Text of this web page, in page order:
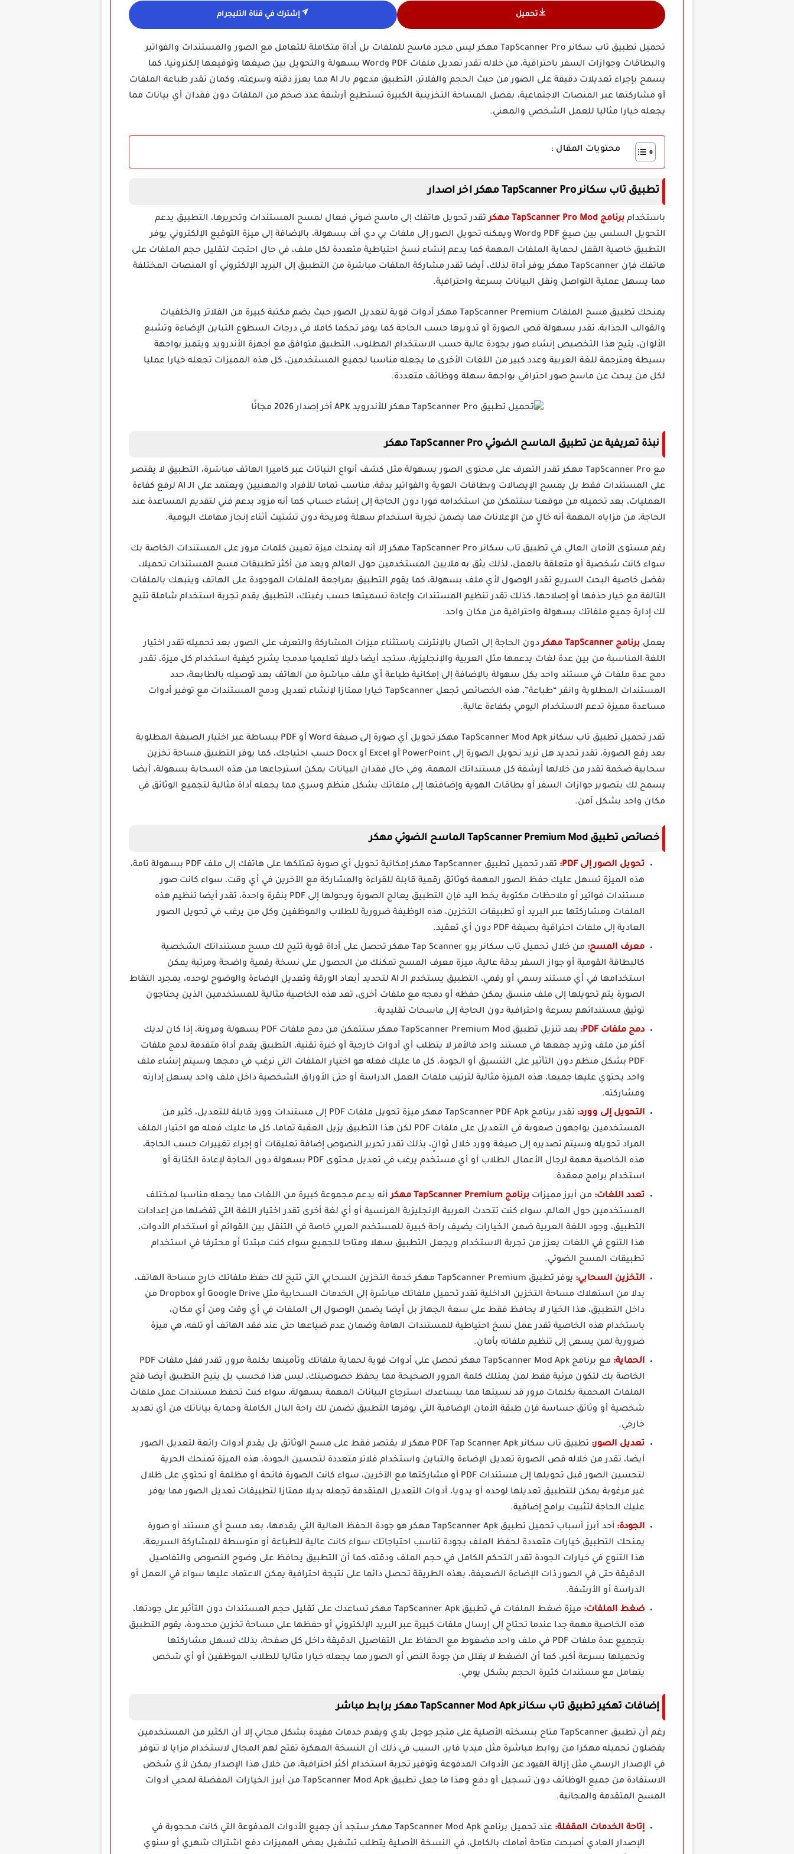
تحميل إشترك في قناة التليجرام
تحميل تطبيق تاب سكانر TapScanner Pro مهكر ليس مجرد ماسح للملفات بل أداة متكاملة للتعامل مع الصور والمستندات والفواتير
والبطاقات وجوازات السفر باحترافية، من خلاله تقدر تعديل ملفات PDF وWord بسهولة والتحويل بين صيغها وتوقيعها إلكترونيا، كما
يسمح بإجراء تعديلات دقيقة على الصور من حيث الحجم والفلاتر، التطبيق مدعوم بالـ AI مما يعزز دقته وسرعته، وكمان تقدر طباعة الملفات
أو مشاركتها عبر المنصات الاجتماعية، بفضل المساحة التخزينية الكبيرة تستطيع أرشفة عدد ضخم من الملفات دون فقدان أي بيانات مما
يجعله خيارا مثاليا للعمل الشخصي والمهني.
محتويات المقال :
تطبيق تاب سكانر TapScanner Pro مهكر اخر اصدار
باستخدام برنامج TapScanner Pro Mod مهكر
تقدر تحويل هاتفك إلى ماسح ضوئي فعال لمسح المستندات وتحريرها، التطبيق يدعم
التحويل السلس بين صيغ PDF وWord ويمكنه تحويل الصور إلى ملفات بي دي أف بسهولة، بالإضافة إلى ميزة التوقيع الإلكتروني يوفر
التطبيق خاصية القفل لحماية الملفات المهمة كما يدعم إنشاء نسخ احتياطية متعددة لكل ملف، في حال احتجت لتقليل حجم الملفات على
هاتفك فإن TapScanner مهكر يوفر أداة لذلك، أيضا تقدر مشاركة الملفات مباشرة من التطبيق إلى البريد الإلكتروني أو المنصات المختلفة
مما يسهل عملية التواصل ونقل البيانات بسرعة واحترافية.
يمنحك تطبيق مسح الملفات TapScanner Premium مهكر أدوات قوية لتعديل الصور حيث يضم مكتبة كبيرة من الفلاتر والخلفيات
والقوالب الجذابة، تقدر بسهولة قص الصورة أو تدويرها حسب الحاجة كما يوفر تحكما كاملا في درجات السطوع التباين الإضاءة وتشبع
الألوان، يتيح هذا التخصيص إنشاء صور بجودة عالية حسب الاستخدام المطلوب، التطبيق متوافق مع أجهزة الأندرويد ويتميز بواجهة
بسيطة ومترجمة للغة العربية وعدد كبير من اللغات الأخرى ما يجعله مناسبا لجميع المستخدمين، كل هذه المميزات تجعله خيارا عمليا
لكل من يبحث عن ماسح صور احترافي بواجهة سهلة ووظائف متعددة.
نبذة تعريفية عن تطبيق الماسح الضوئي TapScanner Pro مهكر
مع TapScanner Pro مهكر تقدر التعرف على محتوى الصور بسهولة مثل كشف أنواع النباتات عبر كاميرا الهاتف مباشرة، التطبيق لا يقتصر
على المستندات فقط بل يمسح الإيصالات وبطاقات الهوية والفواتير بدقة، مناسب تماما للأفراد والمهنيين ويعتمد على الـ AI لرفع كفاءة
العمليات، بعد تحميله من موقعنا ستتمكن من استخدامه فورا دون الحاجة إلى إنشاء حساب كما أنه مزود بدعم فني لتقديم المساعدة عند
الحاجة، من مزاياه المهمة أنه خالٍ من الإعلانات مما يضمن تجربة استخدام سهلة ومريحة دون تشتيت أثناء إنجاز مهامك اليومية.
رغم مستوى الأمان العالي في تطبيق تاب سكانر TapScanner Pro مهكر إلا أنه يمنحك ميزة تعيين كلمات مرور على المستندات الخاصة بك
سواء كانت شخصية أو متعلقة بالعمل، لذلك يثق به ملايين المستخدمين حول العالم ويعد من أكثر تطبيقات مسح المستندات تحميلا،
بفضل خاصية البحث السريع تقدر الوصول لأي ملف بسهولة، كما يقوم التطبيق بمراجعة الملفات الموجودة على الهاتف وينبهك بالملفات
التالفة مع خيار حذفها أو إصلاحها، كذلك تقدر تنظيم المستندات وإعادة تسميتها حسب رغبتك، التطبيق يقدم تجربة استخدام شاملة تتيح
لك إدارة جميع ملفاتك بسهولة واحترافية من مكان واحد.
يعمل برنامج TapScanner مهكر
دون الحاجة إلى اتصال بالإنترنت باستثناء ميزات المشاركة والتعرف على الصور، بعد تحميله تقدر اختيار
اللغة المناسبة من بين عدة لغات يدعمها مثل العربية والإنجليزية، ستجد أيضا دليلا تعليميا مدمجا يشرح كيفية استخدام كل ميزة، تقدر
دمج عدة ملفات في مستند واحد بكل سهولة بالإضافة إلى إمكانية طباعة أي ملف مباشرة من الهاتف بعد توصيله بالطابعة، حدد
المستندات المطلوبة وانقر “طباعة”، هذه الخصائص تجعل TapScanner خيارا ممتازا لإنشاء تعديل ودمج المستندات مع توفير أدوات
مساعدة مميزة تدعم الاستخدام اليومي بكفاءة عالية.
تقدر تحميل تطبيق تاب سكانر TapScanner Mod Apk مهكر تحويل أي صورة إلى صيغة Word أو PDF ببساطة عبر اختيار الصيغة المطلوبة
بعد رفع الصورة، تقدر تحديد هل تريد تحويل الصورة إلى PowerPoint أو Excel أو Docx حسب احتياجك، كما يوفر التطبيق مساحة تخزين
سحابية ضخمة تقدر من خلالها أرشفة كل مستنداتك المهمة، وفي حال فقدان البيانات يمكن استرجاعها من هذه السحابة بسهولة، أيضا
يسمح لك بتصوير جوازات السفر أو بطاقات الهوية وإضافتها إلى ملفاتك بشكل منظم وسري مما يجعله أداة مثالية لتجميع الوثائق في
مكان واحد بشكل آمن.
خصائص تطبيق TapScanner Premium Mod الماسح الضوئي مهكر
تحويل الصور إلى PDF:
تقدر تحميل تطبيق TapScanner مهكر إمكانية تحويل أي صورة تمتلكها على هاتفك إلى ملف PDF بسهولة تامة،
هذه الميزة تسهل عليك حفظ الصور المهمة كوثائق رقمية قابلة للقراءة والمشاركة مع الآخرين في أي وقت، سواء كانت صور
مستندات فواتير أو ملاحظات مكتوبة بخط اليد فإن التطبيق يعالج الصورة ويحولها إلى PDF بنقرة واحدة، تقدر أيضا تنظيم هذه
الملفات ومشاركتها عبر البريد أو تطبيقات التخزين، هذه الوظيفة ضرورية للطلاب والموظفين وكل من يرغب في تحويل الصور
العادية إلى ملفات احترافية بصيغة PDF دون أي تعقيد.
معرف المسح:
من خلال تحميل تاب سكانر برو Tap Scanner مهكر تحصل على أداة قوية تتيح لك مسح مستنداتك الشخصية
كالبطاقة القومية أو جواز السفر بدقة عالية، ميزة معرف المسح تمكنك من الحصول على نسخة رقمية واضحة ومرتبة يمكن
استخدامها في أي مستند رسمي أو رقمي، التطبيق يستخدم الـ AI لتحديد أبعاد الورقة وتعديل الإضاءة والوضوح لوحده، بمجرد التقاط
الصورة يتم تحويلها إلى ملف منسق يمكن حفظه أو دمجه مع ملفات أخرى، تعد هذه الخاصية مثالية للمستخدمين الذين يحتاجون
توثيق مستنداتهم بسرعة واحترافية دون الحاجة إلى ماسحات تقليدية.
دمج ملفات PDF:
بعد تنزيل تطبيق TapScanner Premium Mod مهكر ستتمكن من دمج ملفات PDF بسهولة ومرونة، إذا كان لديك
أكثر من ملف وتريد جمعها في مستند واحد فالأمر لا يتطلب أي أدوات خارجية أو خبرة تقنية، التطبيق يقدم أداة متقدمة لدمج ملفات
PDF بشكل منظم دون التأثير على التنسيق أو الجودة، كل ما عليك فعله هو اختيار الملفات التي ترغب في دمجها وسيتم إنشاء ملف
واحد يحتوي عليها جميعا، هذه الميزة مثالية لترتيب ملفات العمل الدراسة أو حتى الأوراق الشخصية داخل ملف واحد يسهل إدارته
ومشاركته.
التحويل إلى وورد:
تقدر برنامج TapScanner PDF Apk مهكر ميزة تحويل ملفات PDF إلى مستندات وورد قابلة للتعديل، كثير من
المستخدمين يواجهون صعوبة في التعديل على ملفات PDF لكن هذا التطبيق يزيل العقبة تماما، كل ما عليك فعله هو اختيار الملف
المراد تحويله وسيتم تصديره إلى صيغة وورد خلال ثوانٍ، بذلك تقدر تحرير النصوص إضافة تعليقات أو إجراء تغييرات حسب الحاجة،
هذه الخاصية مهمة لرجال الأعمال الطلاب أو أي مستخدم يرغب في تعديل محتوى PDF بسهولة دون الحاجة لإعادة الكتابة أو
استخدام برامج معقدة.
تعدد اللغات: من أبرز مميزات برنامج TapScanner Premium مهكر
أنه يدعم مجموعة كبيرة من اللغات مما يجعله مناسبا لمختلف
المستخدمين حول العالم، سواء كنت تتحدث العربية الإنجليزية الفرنسية أو أي لغة أخرى تقدر اختيار اللغة التي تفضلها من إعدادات
التطبيق، وجود اللغة العربية ضمن الخيارات يضيف راحة كبيرة للمستخدم العربي خاصة في التنقل بين القوائم أو استخدام الأدوات،
هذا التنوع في اللغات يعزز من تجربة الاستخدام ويجعل التطبيق سهلا ومتاحا للجميع سواء كنت مبتدئا أو محترفا في استخدام
تطبيقات المسح الضوئي.
التخزين السحابي:
يوفر تطبيق TapScanner Premium مهكر خدمة التخزين السحابي التي تتيح لك حفظ ملفاتك خارج مساحة الهاتف،
بدلا من استهلاك مساحة التخزين الداخلية تقدر تحميل ملفاتك مباشرة إلى الخدمات السحابية مثل Google Drive أو Dropbox من
داخل التطبيق، هذا الخيار لا يحافظ فقط على سعة الجهاز بل أيضا يضمن الوصول إلى الملفات في أي وقت ومن أي مكان،
باستخدام هذه الخاصية تقدر عمل نسخ احتياطية للمستندات الهامة وضمان عدم ضياعها حتى عند فقد الهاتف أو تلفه، هي ميزة
ضرورية لمن يسعى إلى تنظيم ملفاته بأمان.
الحماية:
مع برنامج TapScanner Mod Apk مهكر تحصل على أدوات قوية لحماية ملفاتك وتأمينها بكلمة مرور، تقدر قفل ملفات PDF
الخاصة بك لتكون مرئية فقط لمن يمتلك كلمة المرور الصحيحة مما يحفظ خصوصيتك، ليس هذا فحسب بل يتيح التطبيق أيضا فتح
الملفات المحمية بكلمات مرور قد نسيتها مما بيساعدك استرجاع البيانات المهمة بسهولة، سواء كنت تحفظ مستندات عمل ملفات
شخصية أو وثائق حساسة فإن طبقة الأمان الإضافية التي يوفرها التطبيق تضمن لك راحة البال الكاملة وحماية بياناتك من أي تهديد
خارجي.
تعديل الصور:
تطبيق تاب سكانر PDF Tap Scanner Apk مهكر لا يقتصر فقط على مسح الوثائق بل يقدم أدوات رائعة لتعديل الصور
أيضا، تقدر من خلاله قص الصورة تعديل الإضاءة والتباين واستخدام فلاتر متعددة لتحسين الجودة، هذه الميزة تمنحك الحرية
لتحسين الصور قبل تحويلها إلى مستندات PDF أو مشاركتها مع الآخرين، سواء كانت الصورة فاتحة أو مظلمة أو تحتوي على ظلال
غير مرغوبة يمكن للتطبيق تعديلها لوحده أو يدويا، أدوات التعديل المتقدمة تجعله بديلا ممتازا لتطبيقات تعديل الصور مما يوفر
عليك الحاجة لتثبيت برامج إضافية.
الجودة:
أحد أبرز أسباب تحميل تطبيق TapScanner Apk مهكر هو جودة الحفظ العالية التي يقدمها، بعد مسح أي مستند أو صورة
يمنحك التطبيق خيارات متعددة لحفظ الملف بجودة تناسب احتياجاتك سواء كانت عالية للطباعة أو متوسطة للمشاركة السريعة،
هذا التنوع في خيارات الجودة تقدر التحكم الكامل في حجم الملف ودقته، كما أن التطبيق يحافظ على وضوح النصوص والتفاصيل
الدقيقة حتى في الصور ذات الإضاءة الضعيفة، بهذه الطريقة تحصل دائما على نتيجة احترافية يمكن الاعتماد عليها سواء في العمل أو
الدراسة أو الأرشفة.
ضغط الملفات:
ميزة ضغط الملفات في تطبيق TapScanner Apk مهكر تساعدك على تقليل حجم المستندات دون التأثير على جودتها،
هذه الخاصية مهمة جدا عندما تحتاج إلى إرسال ملفات كبيرة عبر البريد الإلكتروني أو حفظها على مساحة تخزين محدودة، يقوم التطبيق
بتجميع عدة ملفات PDF في ملف واحد مضغوط مع الحفاظ على التفاصيل الدقيقة داخل كل صفحة، بذلك تسهل مشاركتها
وتحميلها بسرعة أكبر، كما أن الضغط لا يقلل من جودة النص أو الصور مما يجعله خيارا مثاليا للطلاب الموظفين أو أي شخص
يتعامل مع مستندات كثيرة الحجم بشكل يومي.
إضافات تهكير تطبيق تاب سكانر TapScanner Mod Apk مهكر برابط مباشر
رغم أن تطبيق TapScanner متاح بنسخته الأصلية على متجر جوجل بلاي ويقدم خدمات مفيدة بشكل مجاني إلا أن الكثير من المستخدمين
يفضلون تحميله مهكرا من روابط مباشرة مثل ميديا فاير، السبب في ذلك أن النسخة المهكرة تفتح لهم المجال لاستخدام مزايا لا تتوفر
في الإصدار الرسمي مثل إزالة القيود عن الأدوات المدفوعة وتوفير تجربة استخدام أكثر احترافية، من خلال هذا الإصدار يمكن لأي شخص
الاستفادة من جميع الوظائف دون تسجيل أو دفع وهذا ما جعل تطبيق TapScanner Mod Apk من أبرز الخيارات المفضلة لمحبي أدوات
المسح المتقدمة والمجانية.
إتاحة الخدمات المقفلة:
عند تحميل برنامج TapScanner Mod Apk مهكر ستجد أن جميع الأدوات المدفوعة التي كانت محجوبة في
الإصدار العادي أصبحت متاحة أمامك بالكامل، في النسخة الأصلية يتطلب تشغيل بعض المميزات دفع اشتراك شهري أو سنوي